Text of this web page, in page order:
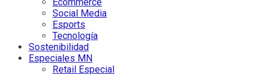
Social Media
Esports
Tecnología
Sostenibilidad
Especiales MN
Retail Especial